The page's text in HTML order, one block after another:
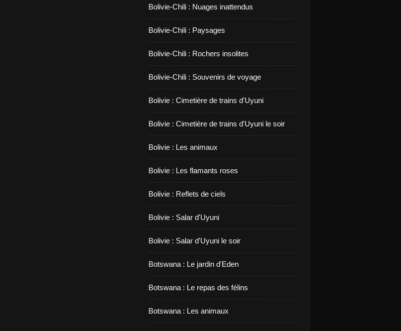
Bolivie-Chili : Nuages inattendus
Bolivie-Chili : Paysages
Bolivie-Chili : Rochers insolites
Bolivie-Chili : Souvenirs de voyage
Bolivie : Cimetière de trains d'Uyuni
Bolivie : Cimetière de trains d'Uyuni le soir
Bolivie : Les animaux
Bolivie : Les flamants roses
Bolivie : Reflets de ciels
Bolivie : Salar d'Uyuni
Bolivie : Salar d'Uyuni le soir
Botswana : Le jardin d'Eden
Botswana : Le repas des félins
Botswana : Les animaux